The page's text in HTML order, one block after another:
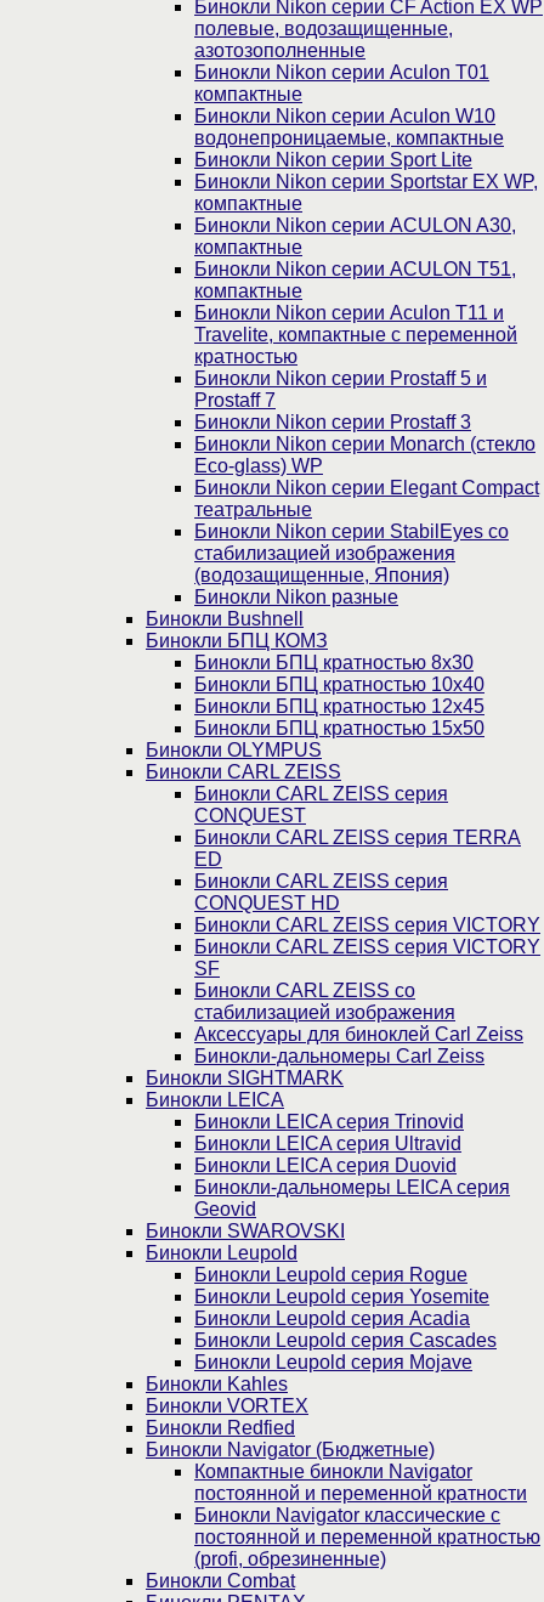
Бинокли Nikon серии СF Action EX WP
полевые, водозащищенные,
азотозополненные
Бинокли Nikon серии Aculon T01
компактные
Бинокли Nikon серии Aculon W10
водонепроницаемые, компактные
Бинокли Nikon серии Sport Lite
Бинокли Nikon серии Sportstar EX WP,
компактные
Бинокли Nikon серии ACULON A30,
компактные
Бинокли Nikon серии ACULON Т51,
компактные
Бинокли Nikon серии Aculon T11 и
Travelite, компактные с переменной
кратностью
Бинокли Nikon серии Prostaff 5 и
Prostaff 7
Бинокли Nikon серии Prostaff 3
Бинокли Nikon серии Monarch (стекло
Eco-glass) WP
Бинокли Nikon серии Elegant Compact
театральные
Бинокли Nikon серии StabilEyes со
стабилизацией изображения
(водозащищенные, Япония)
Бинокли Nikon разные
Бинокли Bushnell
Бинокли БПЦ КОМЗ
Бинокли БПЦ кратностью 8х30
Бинокли БПЦ кратностью 10х40
Бинокли БПЦ кратностью 12х45
Бинокли БПЦ кратностью 15х50
Бинокли OLYMPUS
Бинокли CARL ZEISS
Бинокли CARL ZEISS серия
CONQUEST
Бинокли CARL ZEISS серия TERRA
ED
Бинокли CARL ZEISS серия
CONQUEST HD
Бинокли CARL ZEISS серия VICTORY
Бинокли CARL ZEISS серия VICTORY
SF
Бинокли CARL ZEISS со
стабилизацией изображения
Аксессуары для биноклей Carl Zeiss
Бинокли-дальномеры Carl Zeiss
Бинокли SIGHTMARK
Бинокли LEICA
Бинокли LEICA серия Trinovid
Бинокли LEICA серия Ultravid
Бинокли LEICA серия Duovid
Бинокли-дальномеры LEICA серия
Geovid
Бинокли SWAROVSKI
Бинокли Leupold
Бинокли Leupold серия Rogue
Бинокли Leupold серия Yosemite
Бинокли Leupold серия Acadia
Бинокли Leupold серия Cascades
Бинокли Leupold серия Mojave
Бинокли Kahles
Бинокли VORTEX
Бинокли Redfied
Бинокли Navigator (Бюджетные)
Компактные бинокли Navigator
постоянной и переменной кратности
Бинокли Navigator классические с
постоянной и переменной кратностью
(profi, обрезиненные)
Бинокли Combat